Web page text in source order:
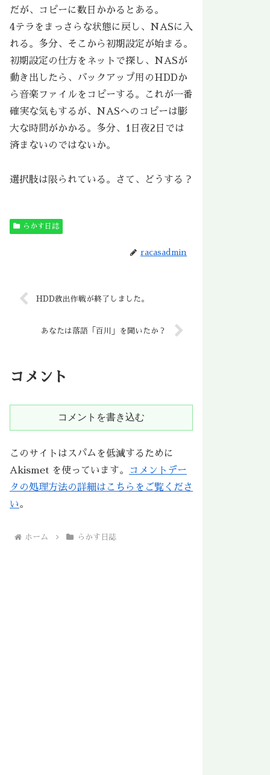
だが、コピーに数日かかるとある。
4テラをまっさらな状態に戻し、NASに入
れる。多分、そこから初期設定が始まる。
初期設定の仕方をネットで探し、NASが
動き出したら、バックアップ用のHDDか
ら音楽ファイルをコピーする。これが一番
確実な気もするが、NASへのコピーは膨
大な時間がかかる。多分、1日夜2日では
済まないのではないか。
選択肢は限られている。さて、どうする？
らかす日誌
racasadmin
HDD救出作戦が終了しました。
あなたは落語「百川」を聞いたか？
コメント
コメントを書き込む
このサイトはスパムを低減するために
Akismet を使っています。
コメントデー
タの処理方法の詳細はこちらをご覧くださ
い。
ホーム らかす日誌